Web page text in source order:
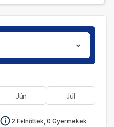
Jún Júl
2 Felnőttek, 0 Gyermekek